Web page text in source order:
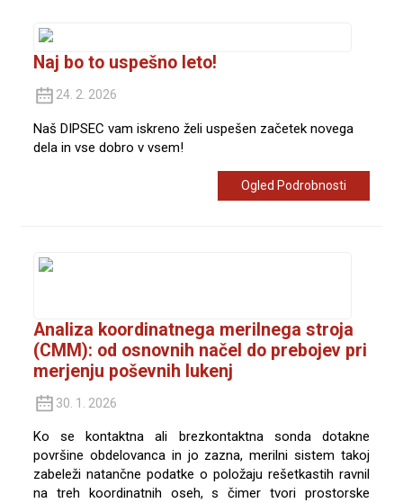
Naj bo to uspešno leto!
24. 2. 2026
Naš DIPSEC vam iskreno želi uspešen začetek novega
dela in vse dobro v vsem!
Ogled Podrobnosti
Analiza koordinatnega merilnega stroja
(CMM): od osnovnih načel do prebojev pri
merjenju poševnih lukenj
30. 1. 2026
Ko se kontaktna ali brezkontaktna sonda dotakne
površine obdelovanca in jo zazna, merilni sistem takoj
zabeleži natančne podatke o položaju rešetkastih ravnil
na treh koordinatnih oseh, s čimer tvori prostorske